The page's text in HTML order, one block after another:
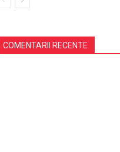
COMENTARII RECENTE